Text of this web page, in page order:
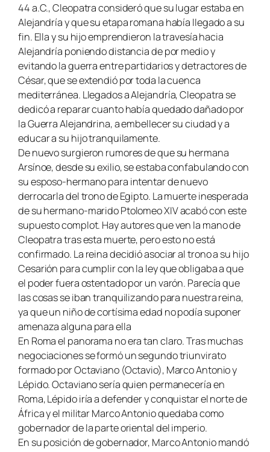
44 a.C., Cleopatra consideró que su lugar estaba en
Alejandría y que su etapa romana había llegado a su
fin. Ella y su hijo emprendieron la travesía hacia
Alejandría poniendo distancia de por medio y
evitando la guerra entre partidarios y detractores de
César, que se extendió por toda la cuenca
mediterránea. Llegados a Alejandría, Cleopatra se
dedicó a reparar cuanto había quedado dañado por
la Guerra Alejandrina, a embellecer su ciudad y a
educar a su hijo tranquilamente.
De nuevo surgieron rumores de que su hermana
Arsínoe, desde su exilio, se estaba confabulando con
su esposo-hermano para intentar de nuevo
derrocarla del trono de Egipto. La muerte inesperada
de su hermano-marido Ptolomeo XIV acabó con este
supuesto complot. Hay autores que ven la mano de
Cleopatra tras esta muerte, pero esto no está
confirmado. La reina decidió asociar al trono a su hijo
Cesarión para cumplir con la ley que obligaba a que
el poder fuera ostentado por un varón. Parecía que
las cosas se iban tranquilizando para nuestra reina,
ya que un niño de cortísima edad no podía suponer
amenaza alguna para ella
En Roma el panorama no era tan claro. Tras muchas
negociaciones se formó un segundo triunvirato
formado por Octaviano (Octavio), Marco Antonio y
Lépido. Octaviano sería quien permanecería en
Roma, Lépido iría a defender y conquistar el norte de
África y el militar Marco Antonio quedaba como
gobernador de la parte oriental del imperio.
En su posición de gobernador, Marco Antonio mandó